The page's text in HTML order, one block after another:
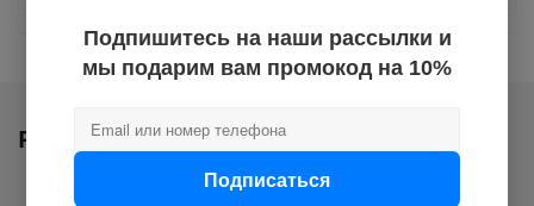
Ранее вы смотрели
Подпишитесь на наши рассылки и
мы подарим вам промокод на 10%
Подписаться